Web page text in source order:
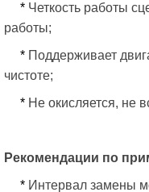
* Четкость работы
работы;
* Поддерживает
чистоте;
* Не окисляется, не
Рекомендации по
* Интервал замены